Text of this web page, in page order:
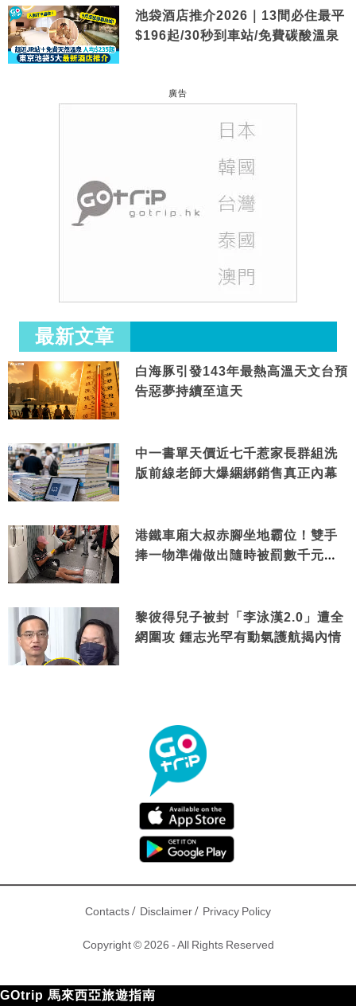
池袋酒店推介2026｜13間必住最平
$196起/30秒到車站/免費碳酸溫泉
廣告
最新文章
白海豚引發143年最熱高溫天文台預
告惡夢持續至這天
中一書單天價近七千惹家長群組洗
版前線老師大爆綑綁銷售真正內幕
港鐵車廂大叔赤腳坐地霸位！雙手
捧一物準備做出隨時被罰數千元舉
黎彼得兒子被封「李泳漢2.0」遭全
網圍攻 鍾志光罕有動氣護航揭內情
Contacts/ Disclaimer/ Privacy Policy
Copyright © 2026 - All Rights Reserved
GOtrip 馬來西亞旅遊指南